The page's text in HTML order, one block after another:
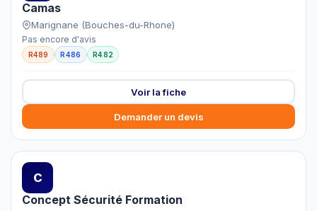
Camas
Marignane (Bouches-du-Rhone)
Pas encore d'avis
R489 R486 R482
Voir la fiche
Demander un devis
C
Concept Sécurité Formation